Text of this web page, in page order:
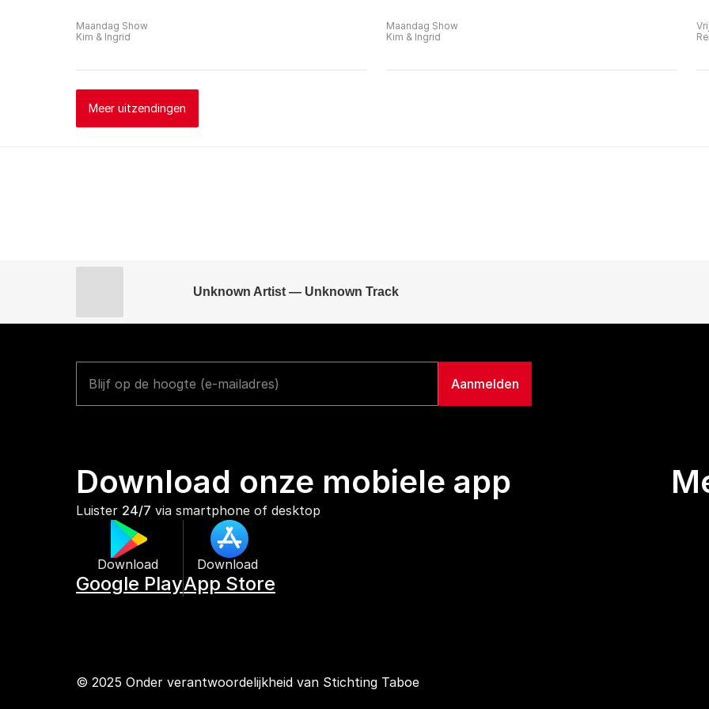
Maandag Show
Kim & Ingrid
Maandag Show
Kim & Ingrid
Meer uitzendingen
Unknown Artist — Unknown Track
Download onze mobiele app
Luister 24/7 via smartphone of desktop
Download
Google Play
Download
App Store
© 2025 Onder verantwoordelijkheid van Stichting Taboe